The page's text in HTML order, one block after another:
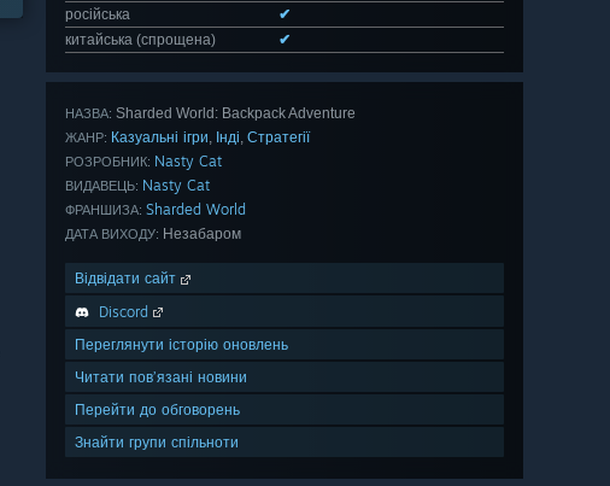
російська
✔
китайська (спрощена)
✔
НАЗВА: Sharded World: Backpack Adventure
ЖАНР: Казуальні ігри, Інді, Стратегії
РОЗРОБНИК: Nasty Cat
ВИДАВЕЦЬ: Nasty Cat
ФРАНШИЗА: Sharded World
ДАТА ВИХОДУ: Незабаром
Відвідати сайт
Discord
Переглянути історію оновлень
Читати пов’язані новини
Перейти до обговорень
Знайти групи спільноти